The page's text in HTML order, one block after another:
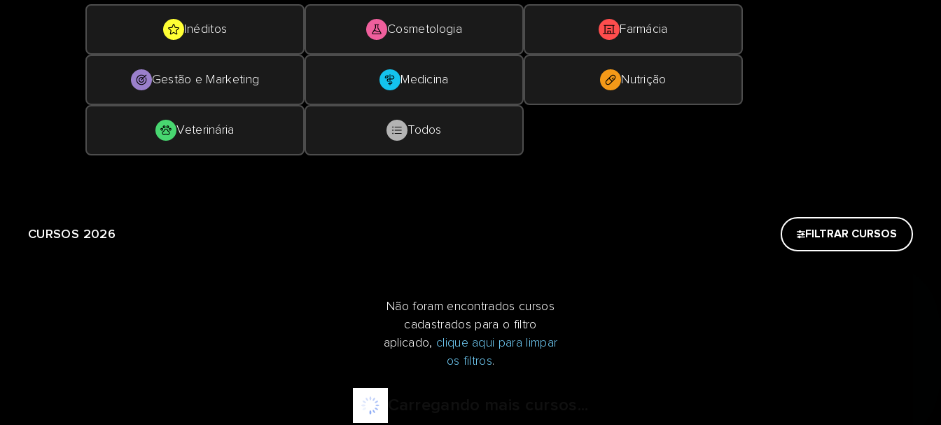
Inéditos Cosmetologia Farmácia
Gestão e Marketing Medicina Nutrição
Veterinária Todos
CURSOS 2026 FILTRAR CURSOS
Não foram encontrados cursos
cadastrados para o filtro
aplicado, clique aqui para limpar
os filtros.